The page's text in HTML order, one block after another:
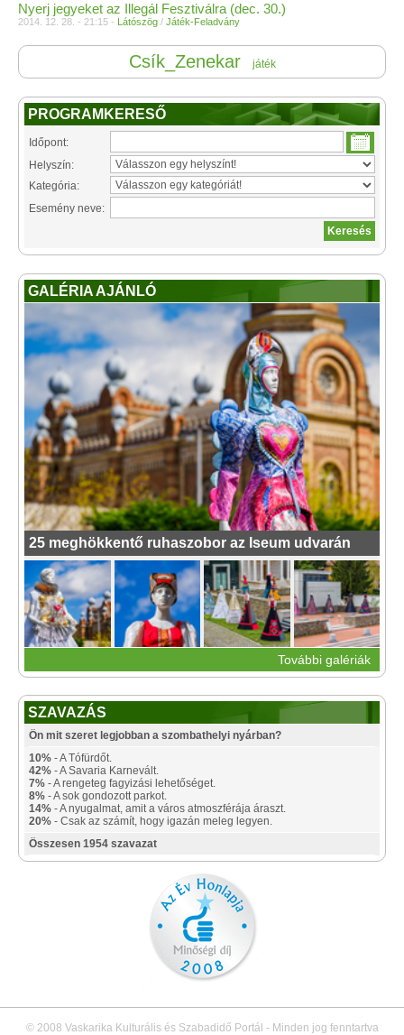
Nyerj jegyeket az Illegál Fesztiválra (dec. 30.)
2014. 12. 28. - 21:15 - Látószög / Játék-Feladvány
Csík_Zenekar játék
PROGRAMKERESŐ
Időpont:
Helyszín:
Kategória:
Esemény neve:
GALÉRIA AJÁNLÓ
25 meghökkentő ruhaszobor az Iseum udvarán
További galériák
SZAVAZÁS
Ön mit szeret legjobban a szombathelyi nyárban?
10% - A Tófürdőt.
42% - A Savaria Karnevált.
7% - A rengeteg fagyizási lehetőséget.
8% - A sok gondozott parkot.
14% - A nyugalmat, amit a város atmoszférája áraszt.
20% - Csak az számít, hogy igazán meleg legyen.
Összesen 1954 szavazat
© 2008 Vaskarika Kulturális és Szabadidő Portál - Minden jog fenntartva